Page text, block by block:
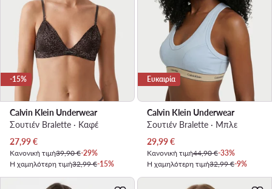
-15%
Calvin Klein Underwear
Σουτιέν Bralette · Καφέ
Τρέχουσα τιμή
27,99€
Κανονική τιμή39,90 €-29%
Η χαμηλότερη τιμή32,99 €-15%
Ευκαιρία
Calvin Klein Underwear
Σουτιέν Bralette · Μπλε
Τρέχουσα τιμή
29,99€
Κανονική τιμή44,90 €-33%
Η χαμηλότερη τιμή32,99 €-9%